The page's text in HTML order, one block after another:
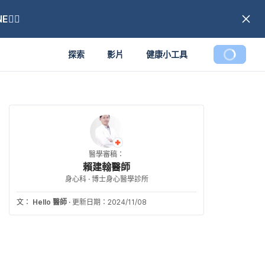
探索 影片 健康小工具
醫學審稿：
賴建翰醫師
身心科 · 博士身心醫學診所
文： Hello 醫師 · 更新日期：2024/11/08